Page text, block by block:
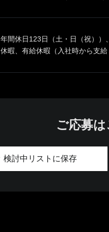
年間休日123日（土・日（祝））
休暇、有給休暇（入社時から支給
ご応募
検討中リストに保存